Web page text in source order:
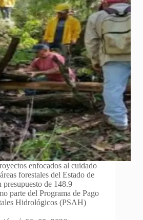
enfocados al cuidado
forestales del Estado de
de 148.9
parte del Programa de Pago
Hidrológicos (PSAH)